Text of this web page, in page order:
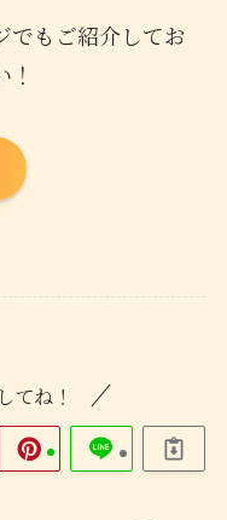
でもご紹介してお
てね！